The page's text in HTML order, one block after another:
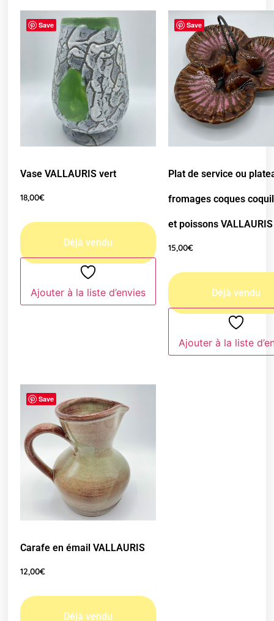
Save
Vase VALLAURIS vert
18,00€
Ajouter à la liste d’envies
Save
Plat de service ou
fromages coques
et poissons VALLAURIS
15,00€
Ajouter à la liste
Save
Carafe en émail VALLAURIS
12,00€